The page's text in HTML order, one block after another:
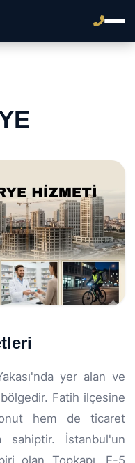
yer alan ve
Fatih ilçesine
hem de ticaret
sahiptir. İstanbul'un
olan Topkapı, E-5